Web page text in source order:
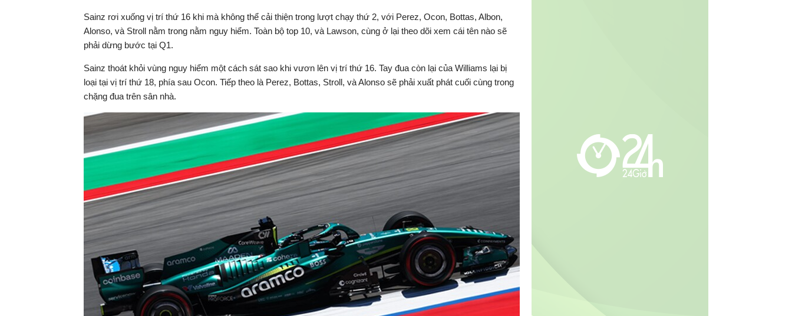
Sainz rơi xuống vị trí thứ 16 khi mà không thể cải thiện trong lượt chạy thứ 2, với Perez, Ocon, Bottas, Albon,
Alonso, và Stroll nằm trong nằm nguy hiểm. Toàn bộ top 10, và Lawson, cùng ở lại theo dõi xem cái tên nào sẽ
phải dừng bước tại Q1.
Sainz thoát khỏi vùng nguy hiểm một cách sát sao khi vươn lên vị trí thứ 16. Tay đua còn lại của Williams lại bị
loại tại vị trí thứ 18, phía sau Ocon. Tiếp theo là Perez, Bottas, Stroll, và Alonso sẽ phải xuất phát cuối cùng trong
chặng đua trên sân nhà.